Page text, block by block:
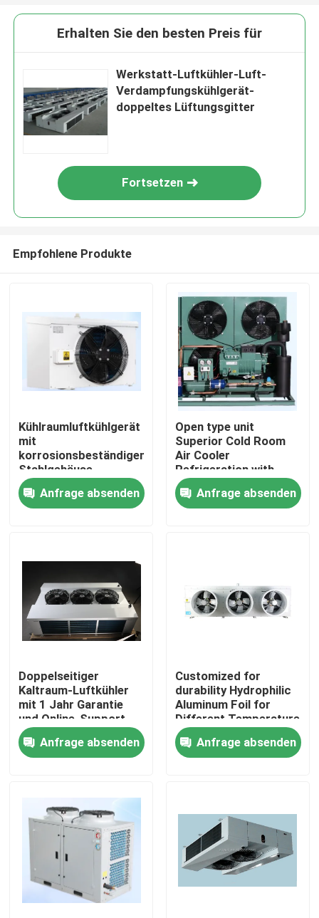
Zu Hause
Über uns
Werksbesichtigung
Qualitätskontrolle
Kontaktieren Sie uns
Rechtssachen
Bitte um ein Angebot
Erhalten Sie den besten Preis für
Werkstatt-Luftkühler-Luft-
Verdampfungskühlgerät-
doppeltes Lüftungsgitter
Fortsetzen
Empfohlene Produkte
Kühlraumluftkühlgerät
mit
korrosionsbeständigem
Stahlgehäuse,
doppelschichtigem
Wasserfach und
Wärmeaustauschrohr
Anfrage absenden
Open type unit
Superior Cold Room
Air Cooler
Refrigeration with
Bitzer Compressor
Comprehensive
Product Line for Wide
Anfrage absenden
Doppelseitiger
Kaltraum-Luftkühler
mit 1 Jahr Garantie
und Online-Support
für Verdampfer
Anfrage absenden
Customized for
durability Hydrophilic
Aluminum Foil for
Different Temperature
and Humidity
Requirements in Cold
Room Condensing Unit
Anfrage absenden